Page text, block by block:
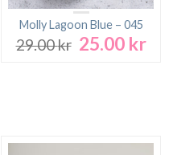
Molly Lagoon Blue – 045
29.00kr Det
25.00 krDet